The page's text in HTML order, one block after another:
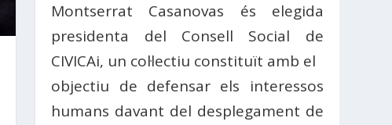
Montserrat Casanovas és elegida
presidenta del Consell Social de
CIVICAi, un col·lectiu constituït amb el
objectiu de defensar els interessos
humans davant del desplegament de